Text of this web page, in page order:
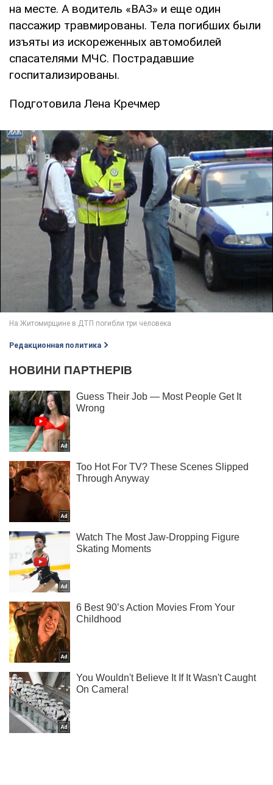
на месте. А водитель «ВАЗ» и еще один
пассажир травмированы. Тела погибших были
изъяты из искореженных автомобилей
спасателями МЧС. Пострадавшие
госпитализированы.
Подготовила Лена Кречмер
Редакционная политика